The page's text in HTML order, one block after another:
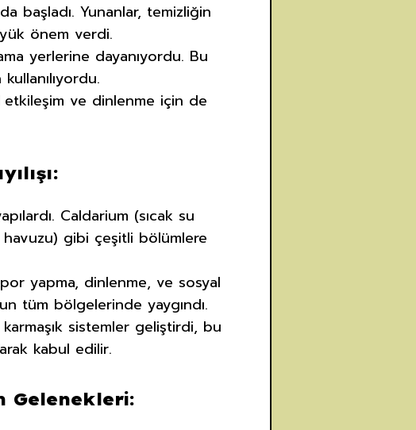
başladı. Yunanlar, temizliğin
önem verdi.
yerlerine dayanıyordu. Bu
etkileşim ve dinlenme için de
Caldarium (sıcak su
gibi çeşitli bölümlere
yapma, dinlenme, ve sosyal
tüm bölgelerinde yaygındı.
karmaşık sistemler geliştirdi, bu
kabul edilir.
Gelenekleri: